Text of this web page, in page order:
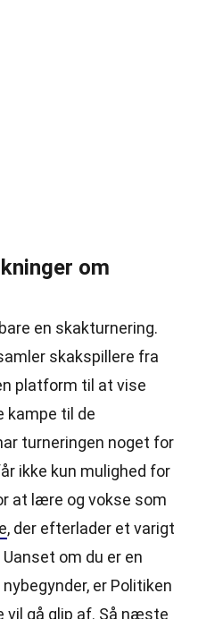
om
en skakturnering.
skakspillere fra
platform til at vise
kampe til de
turneringen noget for
ikke kun mulighed for
at lære og vokse som
, der efterlader et varigt
om du er en
er Politiken
vil gå glip af. Så næste